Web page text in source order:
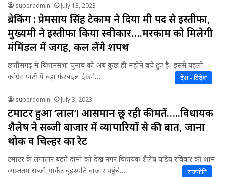
superadmin July 13, 2023
ब्रेकिंग : प्रेमसाय सिंह टेकाम ने दिया मंत्री पद से इस्तीफा,
मुख्यमंत्री ने इस्तीफा किया स्वीकार….मरकाम को मिलेगी
मंत्रिमंडल में जगह, कल लेंगे शपथ
छत्तीसगढ़ में विधानसभा चुनाव को अब कुछ ही महीने बचे हुए है। इससे पहली
कांग्रेस पार्टी में बड़ा फेरबदल देखने…
देश - विदेश
superadmin July 3, 2023
टमाटर हुआ ‘लाल’! आसमान छू रही कीमतें…..विधायक
शैलेष ने सब्जी बाजार में व्यापारियों से की बात, जाना
थोक व चिल्हर का रेट
टमाटर के लगातार बढ़ते दामों को देख नगर विधायक शैलेष पांडेय रविवार की शाम
व्यस्ततम सब्जी मार्केट बृहस्पति बाजार पहुंचे…
राजनीति